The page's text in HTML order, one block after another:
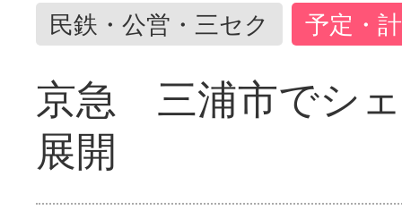
民鉄・公営・三セク 予定・
京急 三浦市でシ
展開